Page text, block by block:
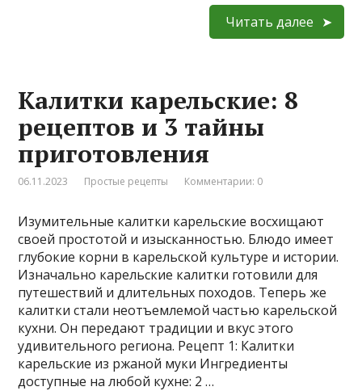
Читать далее
Калитки карельские: 8
рецептов и 3 тайны
приготовления
06.11.2023 Простые рецепты Комментарии: 0
Изумительные калитки карельские восхищают
своей простотой и изысканностью. Блюдо имеет
глубокие корни в карельской культуре и истории.
Изначально карельские калитки готовили для
путешествий и длительных походов. Теперь же
калитки стали неотъемлемой частью карельской
кухни. Он передают традиции и вкус этого
удивительного региона. Рецепт 1: Калитки
карельские из ржаной муки Ингредиенты
доступные на любой кухне: 2 …